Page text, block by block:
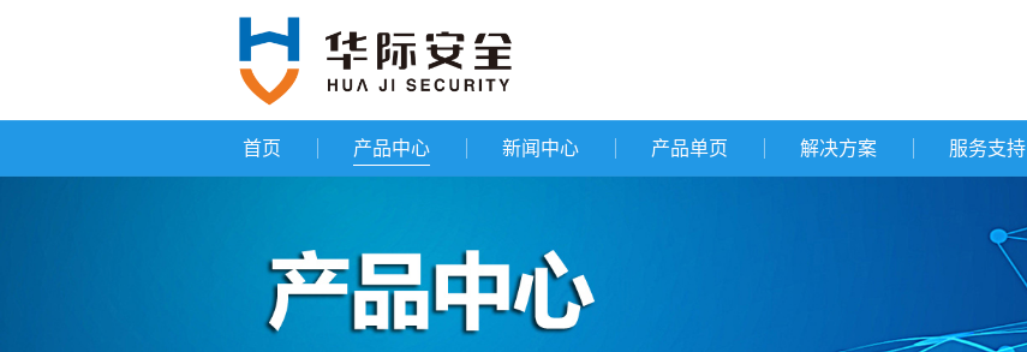
首页 产品中心 新闻中心 产品单页 解决方案 服务支持